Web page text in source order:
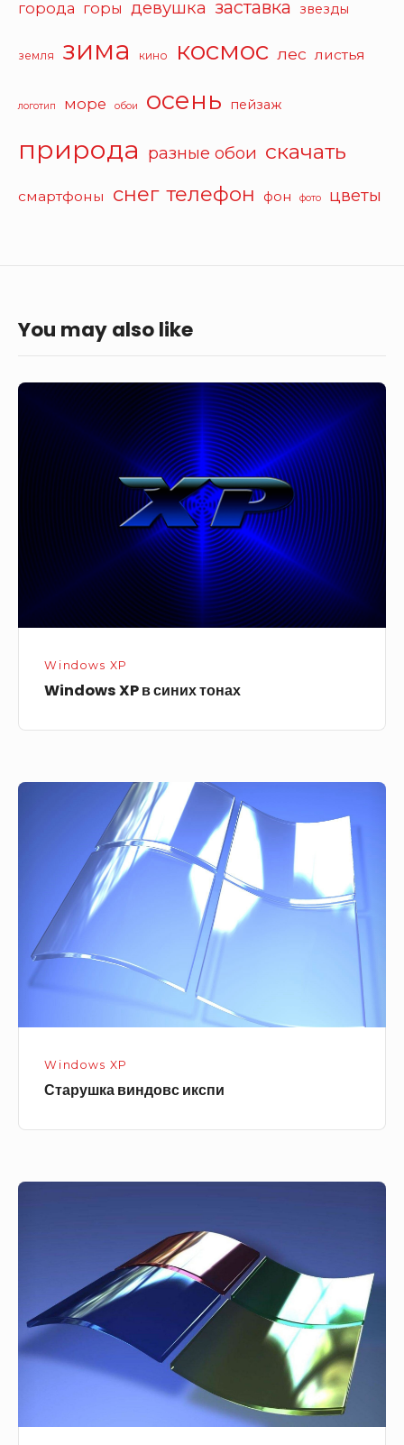
города горы девушка заставка звезды
земля зима кино космос лес листья
логотип море обои осень пейзаж
природа разные обои скачать
смартфоны снег телефон фон фото цветы
You may also like
Windows
Windows XP
Windows XP в синих тонах
Старушка
Windows XP
Старушка виндовс икспи
Windows